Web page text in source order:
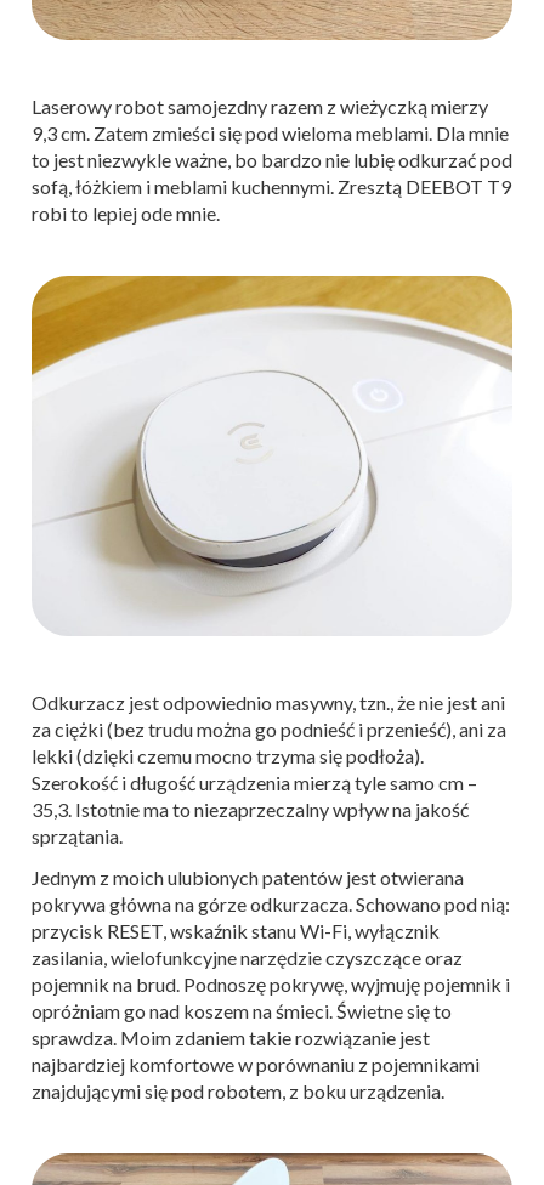
Laserowy robot samojezdny razem z wieżyczką mierzy
9,3 cm. Zatem zmieści się pod wieloma meblami. Dla mnie
to jest niezwykle ważne, bo bardzo nie lubię odkurzać pod
sofą, łóżkiem i meblami kuchennymi. Zresztą DEEBOT T9
robi to lepiej ode mnie.
Odkurzacz jest odpowiednio masywny, tzn., że nie jest ani
za ciężki (bez trudu można go podnieść i przenieść), ani za
lekki (dzięki czemu mocno trzyma się podłoża).
Szerokość i długość urządzenia mierzą tyle samo cm –
35,3. Istotnie ma to niezaprzeczalny wpływ na jakość
sprzątania.
Jednym z moich ulubionych patentów jest otwierana
pokrywa główna na górze odkurzacza. Schowano pod nią:
przycisk RESET, wskaźnik stanu Wi-Fi, wyłącznik
zasilania, wielofunkcyjne narzędzie czyszczące oraz
pojemnik na brud. Podnoszę pokrywę, wyjmuję pojemnik i
opróżniam go nad koszem na śmieci. Świetne się to
sprawdza. Moim zdaniem takie rozwiązanie jest
najbardziej komfortowe w porównaniu z pojemnikami
znajdującymi się pod robotem, z boku urządzenia.